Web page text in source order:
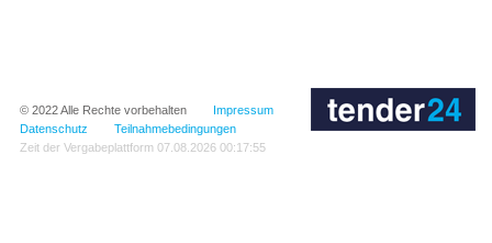
© 2022Alle Rechte vorbehalten
Impressum
Datenschutz
Teilnahmebedingungen
Zeit der Vergabeplattform 07.08.2026 00:17:55